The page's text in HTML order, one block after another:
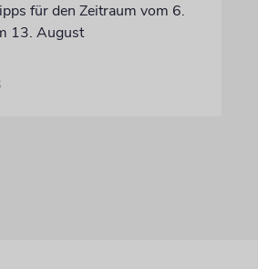
für den Zeitraum vom 6.
13. August